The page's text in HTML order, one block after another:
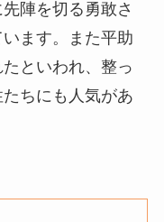
陣を切る勇敢さ
ます。また平助
といわれ、整っ
ちにも人気があ